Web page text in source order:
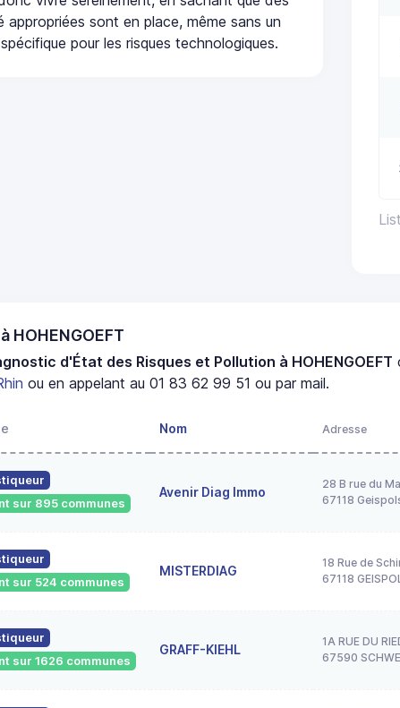
appropriées sont en place, même sans un
pour les risques technologiques.
HOHENGOEFT
d'État des Risques et Pollution à HOHENGOEFT
ou en appelant au 01 83 62 99 51 ou par mail.
Nom Adresse
sur 895 communes
Avenir Diag Immo
28 B rue du
67118
sur 524 communes
MISTERDIAG
18 Rue de
67118
sur 1626 communes
GRAFF-KIEHL
1A RUE DU
67590